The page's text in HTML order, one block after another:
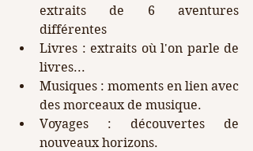
extraits de 6 aventures
différentes
Livres : extraits où l'on parle de
livres...
Musiques : moments en lien avec
des morceaux de musique.
Voyages : découvertes de
nouveaux horizons.